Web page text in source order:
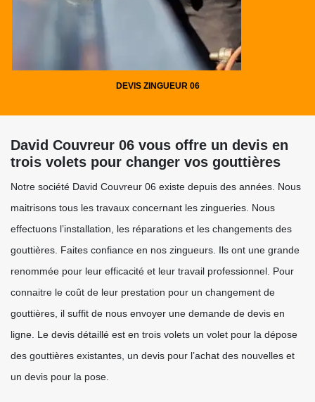
DEVIS ZINGUEUR 06
David Couvreur 06 vous offre un devis en
trois volets pour changer vos gouttières
Notre société David Couvreur 06 existe depuis des années. Nous
maitrisons tous les travaux concernant les zingueries. Nous
effectuons l’installation, les réparations et les changements des
gouttières. Faites confiance en nos zingueurs. Ils ont une grande
renommée pour leur efficacité et leur travail professionnel. Pour
connaitre le coût de leur prestation pour un changement de
gouttières, il suffit de nous envoyer une demande de devis en
ligne. Le devis détaillé est en trois volets un volet pour la dépose
des gouttières existantes, un devis pour l’achat des nouvelles et
un devis pour la pose.